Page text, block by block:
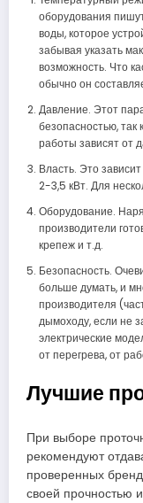
оборудования
воды, которое
забывая указать
возможность. Что
обычно он
Давление. Этот
безопасностью, так
работы зависят от
Власть. Это
2-3,5 кВт. Для
Оборудование.
производители
крепеж и т.д.
Безопасность.
больше думать, и
производителя
дымоходу, если не
электрические
от перегрева, от
Лучшие
При выборе
рекомендуют
проверенных
своей прочностью